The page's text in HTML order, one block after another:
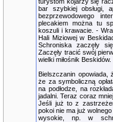
bar szybkiej obsługi,
bezprzewodowego
plecakiem można tu
koszuli i krawacie. -
Hali Miziowej w
Schroniska zaczęły
Zaczęły tracić swój
wielki miłośnik Beskidów.
Bielszczanin opowiada,
że za symboliczną
na podłodze, na
jadalni. Teraz coraz
Jeśli już to z
pokoi nie ma już
wysokie, np. w